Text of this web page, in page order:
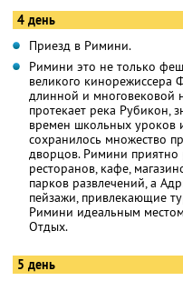
4 день
Приезд в Римини.
Римини это не только
великого
длинной и многовековой
протекает река Рубикон,
времен школьных уроков
сохранилось множество
дворцов. Римини приятно
ресторанов, кафе,
парков развлечений, а
пейзажи, привлекающие
Римини идеальным
Отдых.
5 день